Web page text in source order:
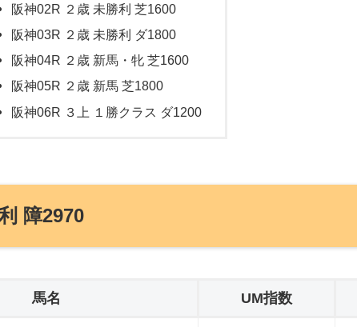
阪神02R ２歳 未勝利 芝1600
阪神03R ２歳 未勝利 ダ1800
阪神04R ２歳 新馬・牝 芝1600
阪神05R ２歳 新馬 芝1800
阪神06R ３上 １勝クラス ダ1200
障2970
馬名 UM指数